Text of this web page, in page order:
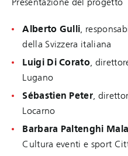
Alberto Gulli,
della Svizzera italiana
Luigi Di Corato,
Lugano
Sébastien Peter,
Locarno
Barbara Paltenghi
Cultura eventi e sport